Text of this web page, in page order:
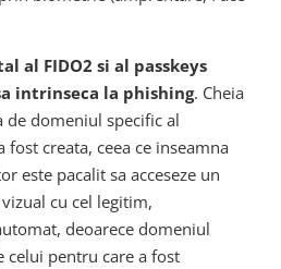
al FIDO2 si al passkeys
intrinseca la phishing. Cheia
de domeniul specific al
creata, ceea ce inseamna
este pacalit sa acceseze un
cu cel legitim,
deoarece domeniul
celui pentru care a fost